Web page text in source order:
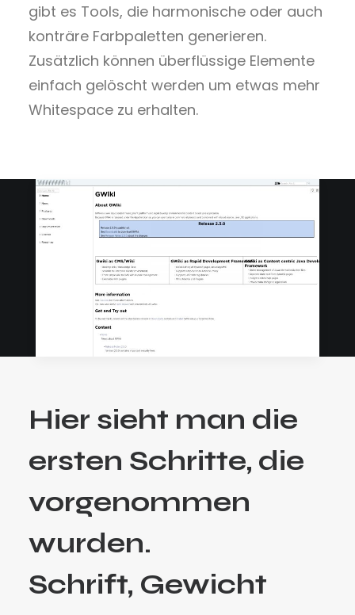
gibt es Tools, die harmonische oder auch
konträre Farbpaletten generieren.
Zusätzlich können überflüssige Elemente
einfach gelöscht werden um etwas mehr
Whitespace zu erhalten.
Hier sieht man die
ersten Schritte, die
vorgenommen
wurden.
Schrift, Gewicht